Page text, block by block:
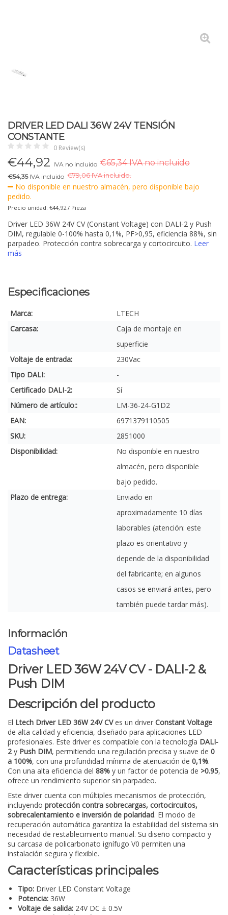
DRIVER LED DALI 36W 24V TENSIÓN
CONSTANTE
0 Review(s)
€44,92 IVA no incluido €65,34 IVA no incluido
€54,35IVA incluido €79,06 IVA incluido.
No disponible en nuestro almacén, pero disponible bajo
pedido.
Precio unidad: €44,92 / Pieza
Driver LED 36W 24V CV (Constant Voltage) con DALI-2 y Push
DIM, regulable 0-100% hasta 0,1%, PF>0,95, eficiencia 88%, sin
parpadeo. Protección contra sobrecarga y cortocircuito. Leer
más
Especificaciones
Marca:
LTECH
Carcasa:
Caja de montaje en
superficie
Voltaje de entrada:
230Vac
Tipo DALI:
-
Certificado DALI-2:
Sí
Número de artículo::
LM-36-24-G1D2
EAN:
6971379110505
SKU:
2851000
Disponibilidad:
No disponible en nuestro
almacén, pero disponible
bajo pedido.
Plazo de entrega:
Enviado en
aproximadamente 10 días
laborables (atención: este
plazo es orientativo y
depende de la disponibilidad
del fabricante; en algunos
casos se enviará antes, pero
también puede tardar más).
Información
Datasheet
Driver LED 36W 24V CV - DALI-2 &
Push DIM
Descripción del producto
El Ltech Driver LED 36W 24V CVes un driver Constant Voltage
de alta calidad y eficiencia, diseñado para aplicaciones LED
profesionales. Este driver es compatible con la tecnología DALI-
2y Push DIM, permitiendo una regulación precisa y suave de 0
a 100%, con una profundidad mínima de atenuación de 0,1%.
Con una alta eficiencia del 88% y un factor de potencia de >0.95,
ofrece un rendimiento superior sin parpadeo.
Este driver cuenta con múltiples mecanismos de protección,
incluyendo protección contra sobrecargas, cortocircuitos,
sobrecalentamiento e inversión de polaridad. El modo de
recuperación automática garantiza la estabilidad del sistema sin
necesidad de restablecimiento manual. Su diseño compacto y
su carcasa de policarbonato ignífugo V0 permiten una
instalación segura y flexible.
Características principales
Tipo: Driver LED Constant Voltage
Potencia: 36W
Voltaje de salida: 24V DC ± 0.5V